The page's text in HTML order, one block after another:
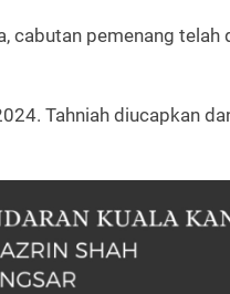
cabutan pemenang telah
Tahniah diucapkan